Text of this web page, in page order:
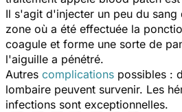
Il s'agit d'injecter un peu du sang
zone où a été effectuée la
coagule et forme une sorte de
l'aiguille a pénétré.
Autres complications possibles :
lombaire peuvent survenir. Les
infections sont exceptionnelles.